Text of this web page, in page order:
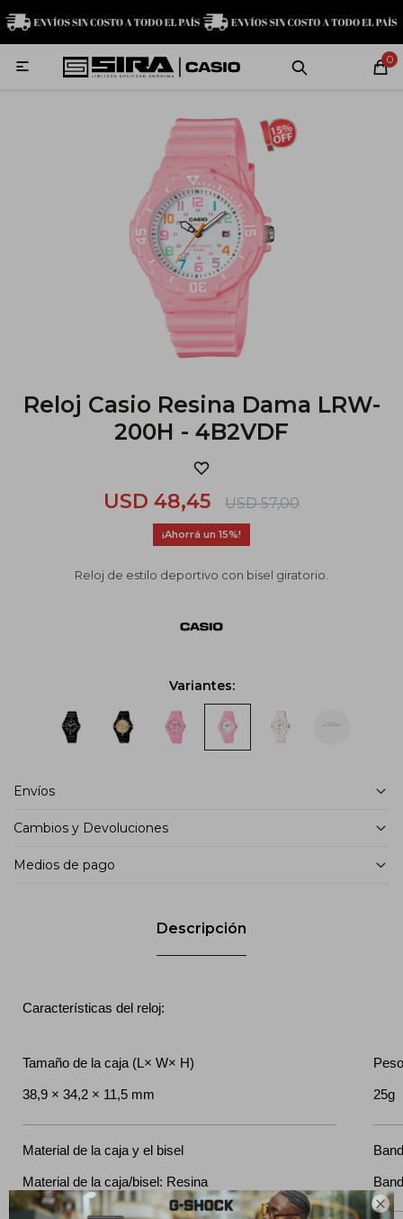

0

Reloj Casio Resina Dama LRW-
200H - 4B2VDF
USD 48,45 USD 57,00
15
Reloj de estilo deportivo con bisel giratorio.
Variantes:
Envíos
Cambios y Devoluciones
Medios de pago
Descripción
Características del reloj:
Tamaño de la caja (L× W× H)
38,9 × 34,2 × 11,5 mm
Peso
25g
Material de la caja y el bisel
Material de la caja/bisel: Resina
MI CUENTA
Relojes Servicio técnico Contacto